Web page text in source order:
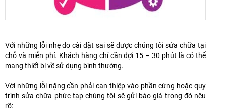
Với những lỗi nhẹ do cài đặt sai sẽ được chúng tôi sửa chữa tại
chỗ và miễn phí. Khách hàng chỉ cần đợi 15 – 30 phút là có thể
mang thiết bị về sử dụng bình thường.
Với những lỗi nặng cần phải can thiệp vào phần cứng hoặc quy
trình sửa chữa phức tạp chúng tôi sẽ gửi báo giá trong đó nêu
rõ: